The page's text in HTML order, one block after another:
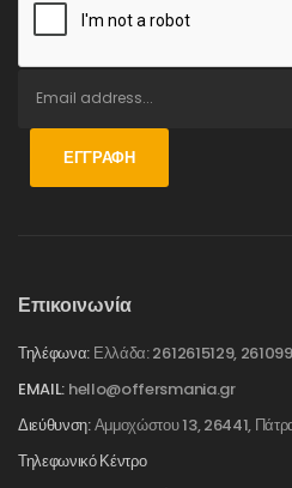
ΕΓΓΡΑΦΉ
Επικοινωνία
Τηλέφωνα: Ελλάδα: 2612615129,
EMAIL: hello@offersmania.gr
Διεύθυνση:Αμμοχώστου 13, 26441,
Τηλεφωνικό Κέντρο